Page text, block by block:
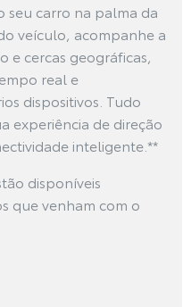
seu carro na palma da
veículo, acompanhe a
e cercas geográficas,
real e
dispositivos. Tudo
experiência de direção
inteligente.**
disponíveis
que venham com o